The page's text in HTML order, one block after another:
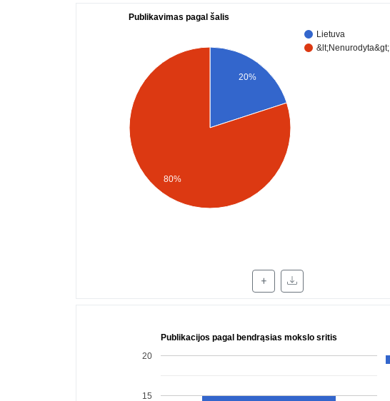
Publikavimas pagal šalis
Lietuva
&lt;Nenurodyta&gt;
20%
80%
+
Publikacijos pagal bendrąsias mokslo sritis
15
20